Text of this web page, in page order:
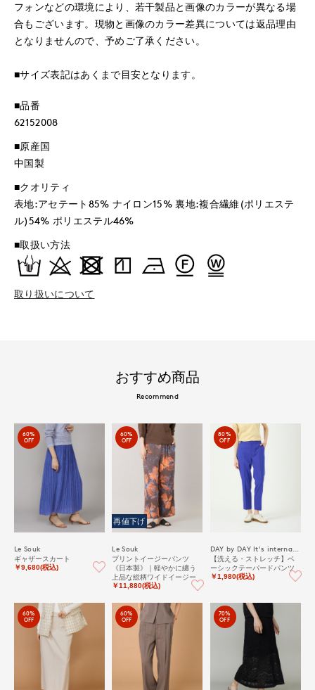
フォンなどの環境により、若干製品と画像のカラーが異なる場
合もございます。現物と画像のカラー差異については返品理由
となりませんので、予めご了承ください。
■サイズ表記はあくまで目安となります。
■品番
62152008
■原産国
中国製
■クオリティ
表地:アセテート85% ナイロン15% 裏地:複合繊維(ポリエステ
ル)54% ポリエステル46%
■取扱い方法
取り扱いについて
おすすめ商品
Recommend
60%
OFF
Le Souk
ギャザースカート
￥9,680(税込)
60%
OFF
再値下げ
Le Souk
プリントイージーパンツ
《日本製》｜軽やかに纏う
上品な総柄ワイドイージー
パンツ
￥11,880(税込)
80%
OFF
【洗える・ストレッチ】ベ
ーシックテーパードパンツ
￥1,980(税込)
60%
OFF
60%
OFF
70%
OFF